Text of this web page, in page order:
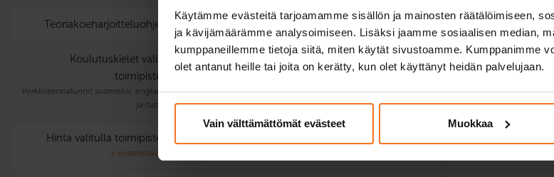
Käytämme evästeitä tarjoamamme sisällön ja mainosten räätälöimiseen,
ja kävijämäärämme analysoimiseen. Lisäksi jaamme sosiaalisen median,
kumppaneillemme tietoja siitä, miten käytät sivustoamme. Kumppanimme
olet antanut heille tai joita on kerätty, kun olet käyttänyt heidän palvelujaan.
Vain välttämättömät evästeet Muokkaa
Teoria­koe­harjoittelu­ohjelma
Koulutuskielet valitulla
toimipisteellä
Verkkoteoriatunnit suomeksi, englanniksi
ja ruotsiksi.
suomi, englanti suomi, englanti
Hinta valitulla toimipisteellä
+ viranomaiskulut